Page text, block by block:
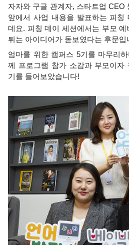
자자와 구글 관계자, 스타트업 CEO
앞에서 사업 내용을 발표하는 피칭
데요. 피칭 데이 세션에서는 부모
튀는 아이디어가 돋보였다는 후문입
엄마를 위한 캠퍼스 5기를 마무리
께 프로그램 참가 소감과 부모이자
기를 들어보았습니다!